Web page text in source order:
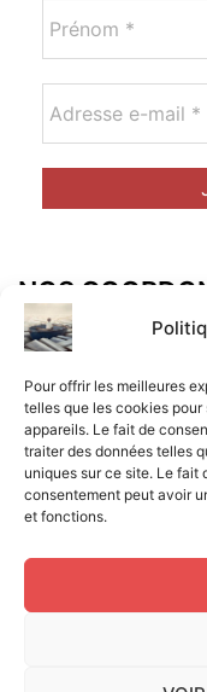
Pour offrir les meilleures
telles que les cookies
appareils. Le fait de
traiter des données telles
uniques sur ce site. Le fait
consentement peut avoir
et fonctions.
NOS
Adresse postal :
ALCF
34 Rue René Brunen
33950 LEGE CAP-
Mail :
contact@aperitif-
Edité par L'Apéritif